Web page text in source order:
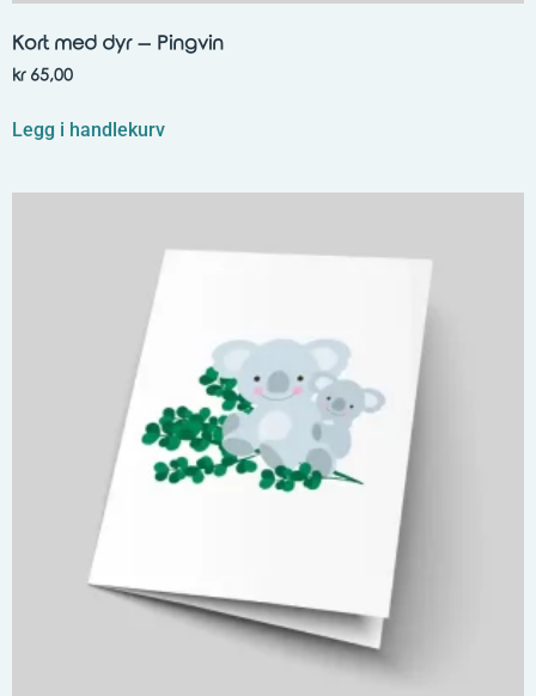
Kort med dyr – Pingvin
kr65,00
Legg i handlekurv